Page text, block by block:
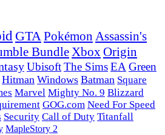
GTAPokémon Assassin's
Bundle Xbox Origin
UbisoftThe Sims EA Green
Hitman Windows Batman Square
Marvel Mighty No. 9 Blizzard
GOG.com Need For Speed
Security Call of Duty Titanfall
MapleStory 2